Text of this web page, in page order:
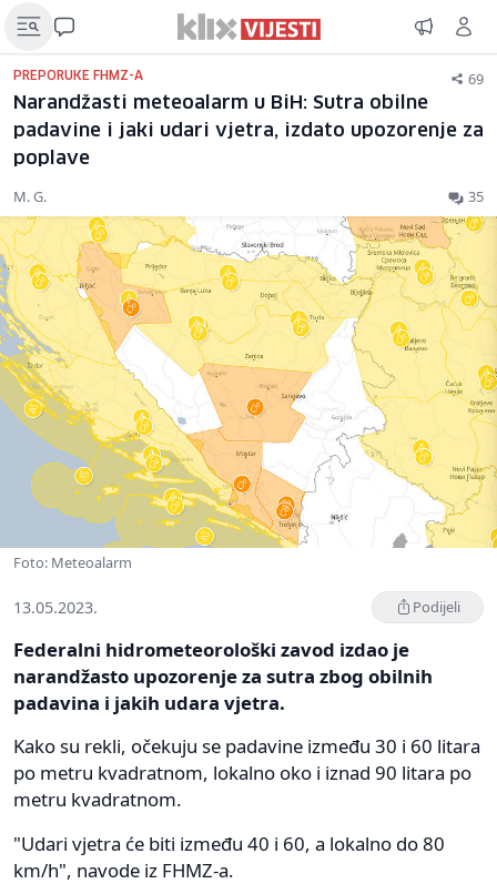
PREPORUKE FHMZ-A 69
Narandžasti meteoalarm u BiH: Sutra obilne
padavine i jaki udari vjetra, izdato upozorenje za
poplave
M. G. 35
Foto: Meteoalarm
13.05.2023. Podijeli
Federalni hidrometeorološki zavod izdao je
narandžasto upozorenje za sutra zbog obilnih
padavina i jakih udara vjetra.
Kako su rekli, očekuju se padavine između 30 i 60 litara
po metru kvadratnom, lokalno oko i iznad 90 litara po
metru kvadratnom.
"Udari vjetra će biti između 40 i 60, a lokalno do 80
km/h", navode iz FHMZ-a.